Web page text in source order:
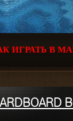
ИГРАТЬ В